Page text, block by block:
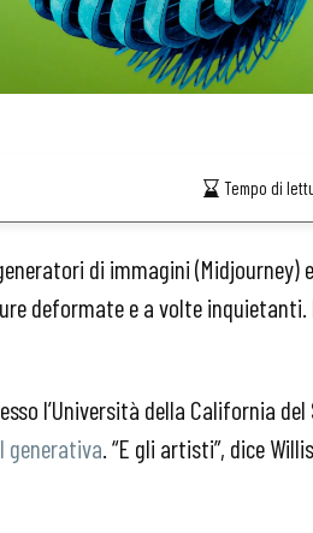
Tempo di
di immagini (Midjourney)
deformate e a volte inquietanti.
l’Università della California del
generativa . “E gli artisti”, dice